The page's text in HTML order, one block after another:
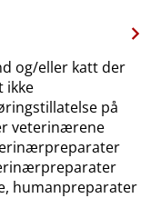
og​/​eller katt der
ikke
på
veterinærene
humanpreparater